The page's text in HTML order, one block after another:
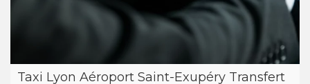
Taxi Lyon Aéroport Saint-Exupéry Transfert